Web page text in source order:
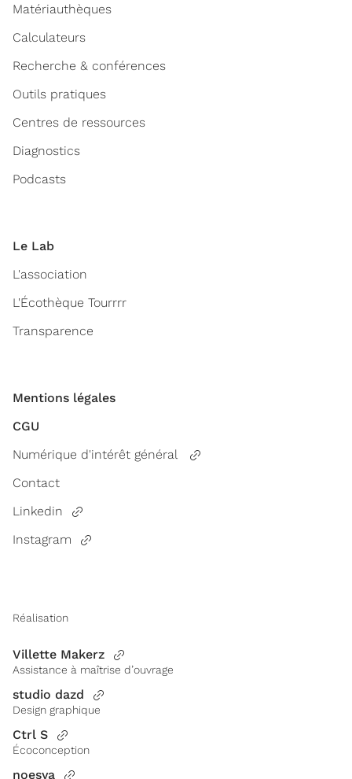
Matériauthèques
Calculateurs
Recherche & conférences
Outils pratiques
Centres de ressources
Diagnostics
Podcasts
Le Lab
L'association
L'Écothèque Tourrrr
Transparence
Mentions légales
CGU
Numérique d'intérêt général
Contact
Linkedin
Instagram
Réalisation
Villette Makerz
Assistance à maîtrise d’ouvrage
studio dazd
Design graphique
Ctrl S
Écoconception
noesya